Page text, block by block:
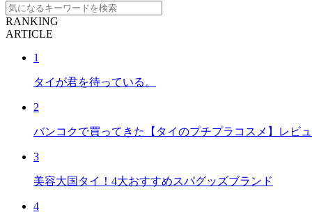
RANKING
ARTICLE
1
タイが君を待っている。
2
バンコクで買ってきた【タイのプチプラコスメ】レビュ
3
美容大国タイ！4大おすすめスパグッズブランド
4